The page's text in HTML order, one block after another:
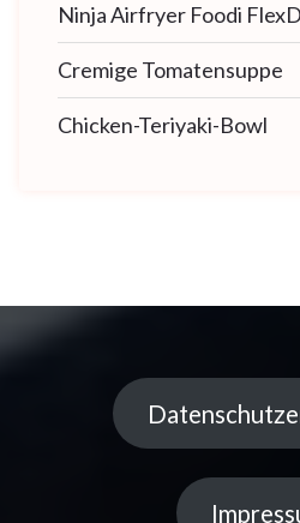
Ninja Airfryer Foodi
Cremige Tomatensuppe
Chicken-Teriyaki-Bowl